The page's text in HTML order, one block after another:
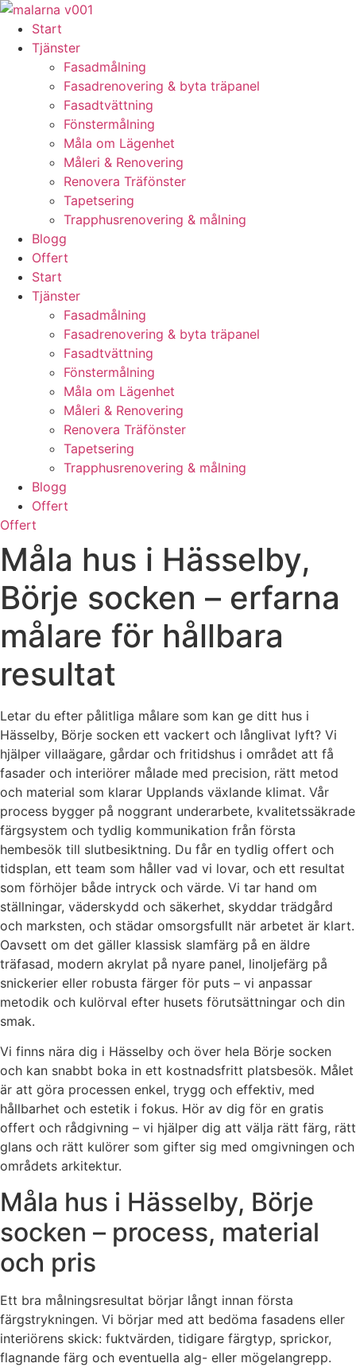
Skip
content
Start
Tjänster
Fasadmålning
Fasadrenovering & byta träpanel
Fasadtvättning
Fönstermålning
Måla om Lägenhet
Måleri & Renovering
Renovera Träfönster
Tapetsering
Trapphusrenovering & målning
Blogg
Offert
Start
Tjänster
Fasadmålning
Fasadrenovering & byta träpanel
Fasadtvättning
Fönstermålning
Måla om Lägenhet
Måleri & Renovering
Renovera Träfönster
Tapetsering
Trapphusrenovering & målning
Blogg
Offert
Offert
Måla hus i Hässelby,
Börje socken – erfarna
målare för hållbara
resultat
Letar du efter pålitliga målare som kan ge ditt hus i
Hässelby, Börje socken ett vackert och långlivat lyft? Vi
hjälper villaägare, gårdar och fritidshus i området att få
fasader och interiörer målade med precision, rätt metod
och material som klarar Upplands växlande klimat. Vår
process bygger på noggrant underarbete, kvalitetssäkrade
färgsystem och tydlig kommunikation från första
hembesök till slutbesiktning. Du får en tydlig offert och
tidsplan, ett team som håller vad vi lovar, och ett resultat
som förhöjer både intryck och värde. Vi tar hand om
ställningar, väderskydd och säkerhet, skyddar trädgård
och marksten, och städar omsorgsfullt när arbetet är klart.
Oavsett om det gäller klassisk slamfärg på en äldre
träfasad, modern akrylat på nyare panel, linoljefärg på
snickerier eller robusta färger för puts – vi anpassar
metodik och kulörval efter husets förutsättningar och din
smak.
Vi finns nära dig i Hässelby och över hela Börje socken
och kan snabbt boka in ett kostnadsfritt platsbesök. Målet
är att göra processen enkel, trygg och effektiv, med
hållbarhet och estetik i fokus. Hör av dig för en gratis
offert och rådgivning – vi hjälper dig att välja rätt färg, rätt
glans och rätt kulörer som gifter sig med omgivningen och
områdets arkitektur.
Måla hus i Hässelby, Börje
socken – process, material
och pris
Ett bra målningsresultat börjar långt innan första
färgstrykningen. Vi börjar med att bedöma fasadens eller
interiörens skick: fuktvärden, tidigare färgtyp, sprickor,
flagnande färg och eventuella alg- eller mögelangrepp.